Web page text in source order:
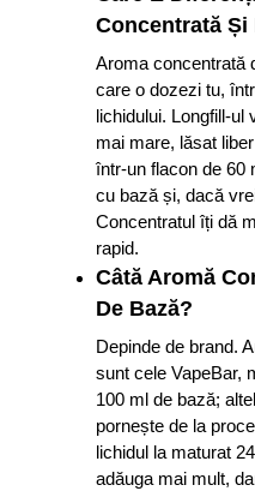
Concentrată
Aroma concentrată
care o dozezi tu,
lichidului. Longfill-ul
mai mare, lăsat
într-un flacon de
cu bază și, dacă
Concentratul îți dă
rapid.
Câtă Aromă
De Bază?
Depinde de brand.
sunt cele VapeBar,
100 ml de bază;
pornește de la
lichidul la maturat
adăuga mai mult,